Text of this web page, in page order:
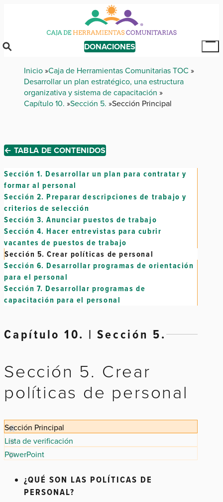
content
DONACIONES
Breadcrumb
Inicio Caja de Herramientas Comunitarias TOC
Desarrollar un plan estratégico, una estructura
organizativa y sistema de capacitación
Capítulo 10. Sección 5. Sección Principal
← TABLA DE CONTENIDOS
Sección 1. Desarrollar un plan para contratar y
formar al personal
Sección 2. Preparar descripciones de trabajo y
criterios de selección
Sección 3. Anunciar puestos de trabajo
Sección 4. Hacer entrevistas para cubrir
vacantes de puestos de trabajo
Sección 5. Crear políticas de personal
Sección 6. Desarrollar programas de orientación
para el personal
Sección 7. Desarrollar programas de
capacitación para el personal
Capítulo 10. | Sección 5.
Sección 5. Crear
políticas de personal
Sección Principal
Lista de verificación
PowerPoint
¿QUÉ SON LAS POLÍTICAS DE
PERSONAL?